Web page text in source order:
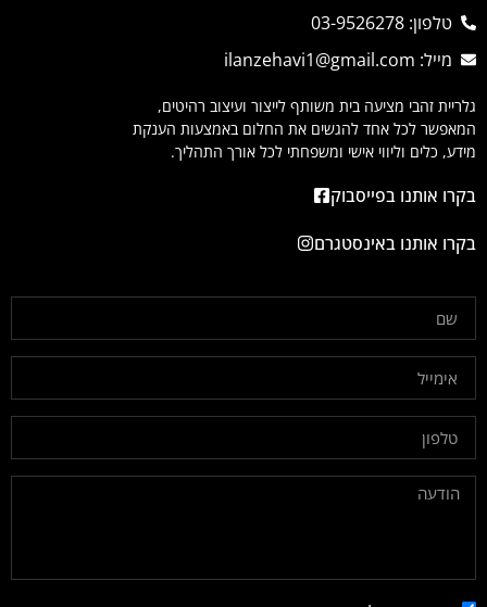
טלפון: 03-9526278
מייל: ilanzehavi1@gmail.com
גלריית זהבי מציעה בית משותף לייצור ועיצוב רהיטים,
המאפשר לכל אחד להגשים את החלום באמצעות הענקת
מידע, כלים וליווי אישי ומשפחתי לכל אורך התהליך.
בקרו אותנו בפייסבוק
בקרו אותנו באינסטגרם